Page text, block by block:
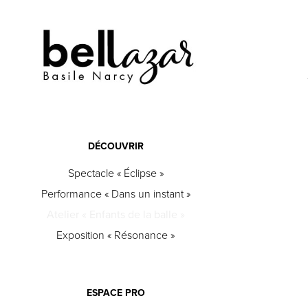
DÉCOUVRIR
Spectacle « Éclipse »
Performance « Dans un instant »
Exposition « Résonance »
ESPACE PRO